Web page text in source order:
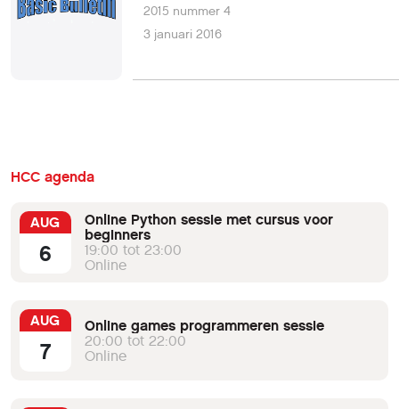
2015 nummer 4
3 januari 2016
HCC agenda
AUG
6
Online Python sessie met cursus voor
beginners
19:00 tot 23:00
Online
AUG
7
Online games programmeren sessie
20:00 tot 22:00
Online